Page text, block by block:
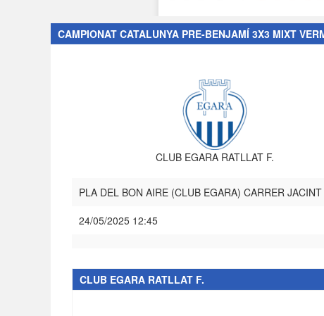
CAMPIONAT CATALUNYA PRE-BENJAMÍ 3X3 MIXT
CLUB EGARA RATLLAT F.
PLA DEL BON AIRE (CLUB EGARA) CARRER
24/05/2025 12:45
CLUB EGARA RATLLAT F.